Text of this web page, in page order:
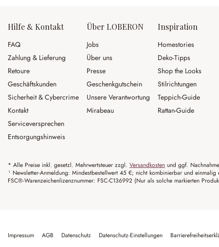
Hilfe & Kontakt
FAQ
Zahlung & Lieferung
Retoure
Geschäftskunden
Sicherheit & Cybercrime
Kontakt
Serviceversprechen
Entsorgungshinweis
Über LOBERON
Jobs
Über uns
Presse
Geschenkgutschein
Unsere Verantwortung
Mirabeau
Inspiration
Homestories
Deko-Tipps
Shop the Looks
Stilrichtungen
Teppich-Guide
Rattan-Guide
* Alle Preise inkl. gesetzl. Mehrwertsteuer zzgl. Versandkosten und ggf.
¹ Newsletter-Anmeldung: Mindestbestellwert 45 €; nicht kombinierbar und
FSC®-Warenzeichenlizenznummer: FSC-C136992 (Nur als solche markierten
Impressum AGB Datenschutz Datenschutz-Einstellungen